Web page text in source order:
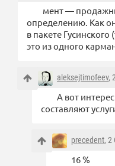
мент —
определению. Как
в пакете
это из одного
aleksejtimofeev,
А вот
составляют
precedent, 2
16 %